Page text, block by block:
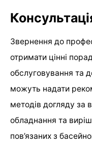
Звернення до
отримати цінні
обслуговування та
можуть надати
методів догляду за
обладнання та
пов’язаних з